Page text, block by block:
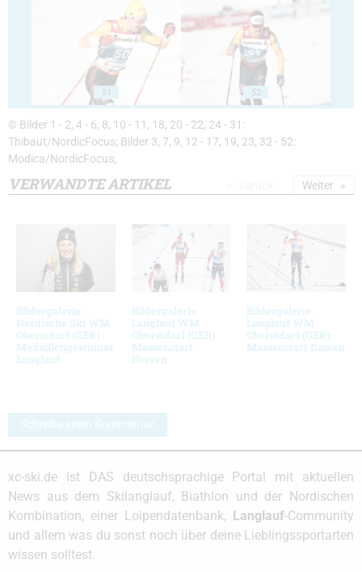
51 52
© Bilder 1 - 2, 4 - 6, 8, 10 - 11, 18, 20 - 22, 24 - 31:
Thibaut/NordicFocus; Bilder 3, 7, 9, 12 - 17, 19, 23, 32 - 52:
Modica/NordicFocus;
VERWANDTE ARTIKEL
Bildergalerie
Nordische Ski WM
Oberstdorf (GER)
Medaillengewinner
Langlauf
Bildergalerie
Langlauf WM
Oberstdorf (GER)
Massenstart
Herren
Bildergalerie
Langlauf WM
Oberstdorf (GER)
Massenstart Damen
Weiter
Schreibe einen Kommentar
xc-ski.de ist DAS deutschsprachige Portal mit aktuellen
News aus dem Skilanglauf, Biathlon und der Nordischen
Kombination, einer Loipendatenbank,
Langlauf-Community
und allem was du sonst noch über deine Lieblingssportarten
wissen solltest.